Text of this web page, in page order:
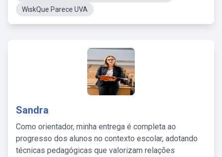
WiskQue Parece UVA
Sandra
Como orientador, minha entrega é completa ao
progresso dos alunos no contexto escolar, adotando
técnicas pedagógicas que valorizam relações